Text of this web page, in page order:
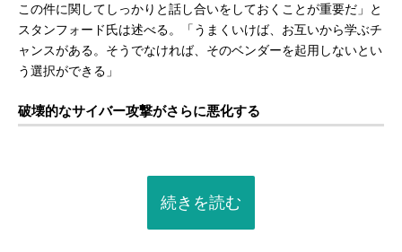
この件に関してしっかりと話し合いをしておくことが重要だ」と
スタンフォード氏は述べる。「うまくいけば、お互いから学ぶチ
ャンスがある。そうでなければ、そのベンダーを起用しないとい
う選択ができる」
破壊的なサイバー攻撃がさらに悪化する
続きを読む